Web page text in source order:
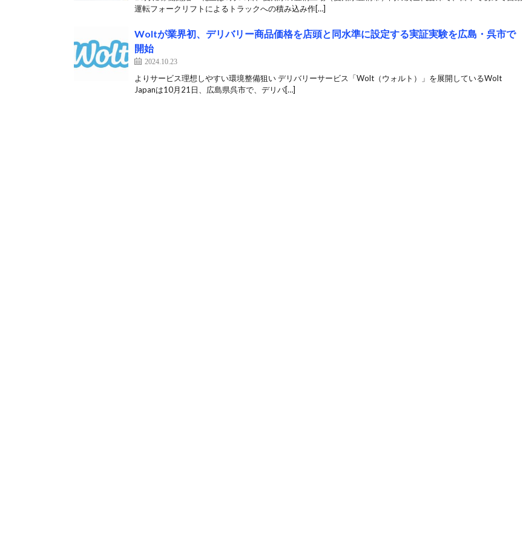
運転フォークリフトによるトラックへの積み込み作[…]
Woltが業界初、デリバリー商品価格を店頭と同水準に設定する実証実験を広島・呉市で
開始
2024.10.23
よりサービス理想しやすい環境整備狙い デリバリーサービス「Wolt（ウォルト）」を展開しているWolt
Japanは10月21日、広島県呉市で、デリバ[…]